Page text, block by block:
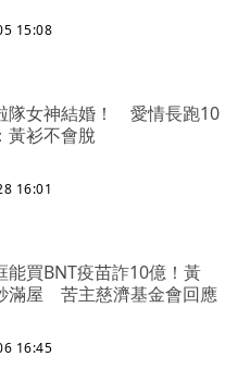
15:08
隊女神結婚！ 愛情長跑10
黃衫不會脫
16:01
能買BNT疫苗詐10億！黃
滿屋 苦主慈濟基金會回應
16:45